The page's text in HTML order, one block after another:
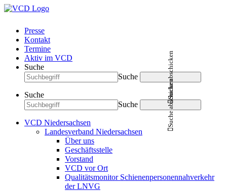
Presse
Kontakt
Termine
Aktiv im VCD
Suche
Suche
Suche abschicken
Suche
Suche
Suche abschicken
VCD Niedersachsen
Landesverband Niedersachsen
Über uns
Geschäftsstelle
Vorstand
VCD vor Ort
Qualitätsmonitor Schienenpersonennahverkehr
der LNVG